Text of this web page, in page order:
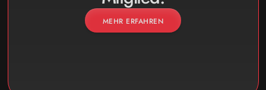
MEHR ERFAHREN